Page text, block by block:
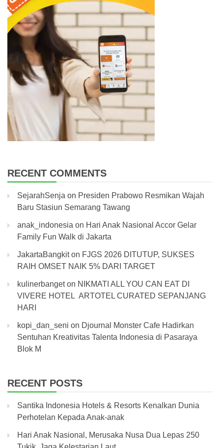
RECENT COMMENTS
SejarahSenja on Presiden Prabowo Resmikan Wajah
Baru Stasiun Semarang Tawang
anak_indonesia on Hari Anak Nasional Accor Gelar
Family Fun Walk di Jakarta
JakartaBangkiton FJGS 2026 DITUTUP, SUKSES
RAIH OMSET NAIK 5% DARI TARGET
kulinerbangeton NIKMATI ALL YOU CAN EAT DI
VIVERE HOTEL ARTOTEL CURATED SEPANJANG
HARI
kopi_dan_seni on Djournal Monster Cafe Hadirkan
Sentuhan Kreativitas Talenta Indonesia di Pasaraya
Blok M
RECENT POSTS
Santika Indonesia Hotels & Resorts Kenalkan Dunia
Perhotelan Kepada Anak-anak
Hari Anak Nasional, Merusaka Nusa Dua Lepas 250